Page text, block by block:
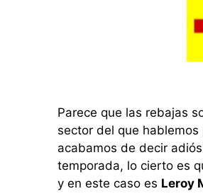
Parece que las rebajas
sector del que
acabamos de decir
temporada, lo cierto es
y en este caso es Leroy